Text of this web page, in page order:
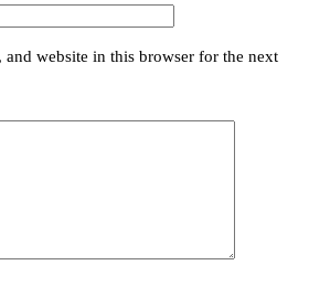
and website in this browser for the next